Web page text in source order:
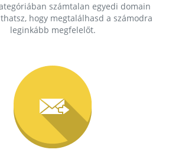
számtalan egyedi domain
hogy megtalálhasd a számodra
leginkább megfelelőt.